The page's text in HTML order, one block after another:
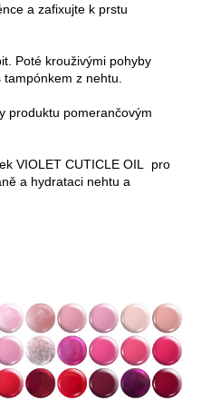
a zafixujte k prstu
Poté krouživými pohyby
z nehtu.
produktu pomerančovým
VIOLET CUTICLE OIL pro
a hydrataci nehtu a